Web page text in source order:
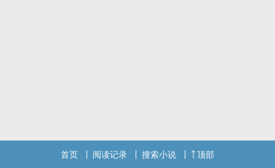
首页 阅读记录 搜索小说 顶部